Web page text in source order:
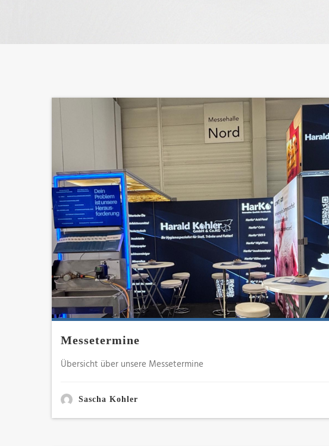
Messetermine
Übersicht über unsere Messetermine
Sascha Kohler